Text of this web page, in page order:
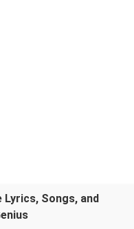
Lyrics, Songs, and